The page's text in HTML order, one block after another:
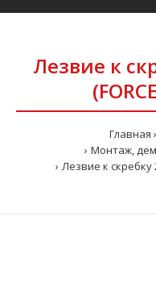
Лезвие к
Главная
Монтаж,
Лезвие к скребку